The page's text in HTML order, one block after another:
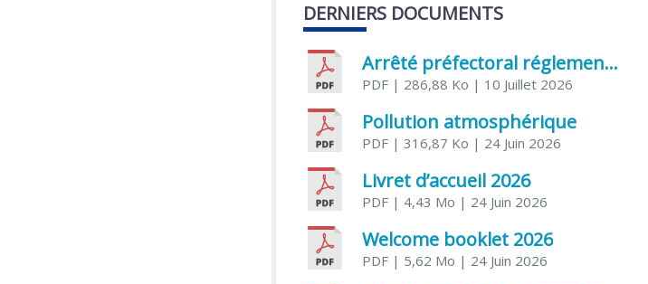
DERNIERS DOCUMENTS
Arrêté préfectoral réglementant l’usage de l’eau
PDF | 286,88 Ko | 10 Juillet 2026
Pollution atmosphérique
PDF | 316,87 Ko | 24 Juin 2026
Livret d’accueil 2026
PDF | 4,43 Mo | 24 Juin 2026
Welcome booklet 2026
PDF | 5,62 Mo | 24 Juin 2026